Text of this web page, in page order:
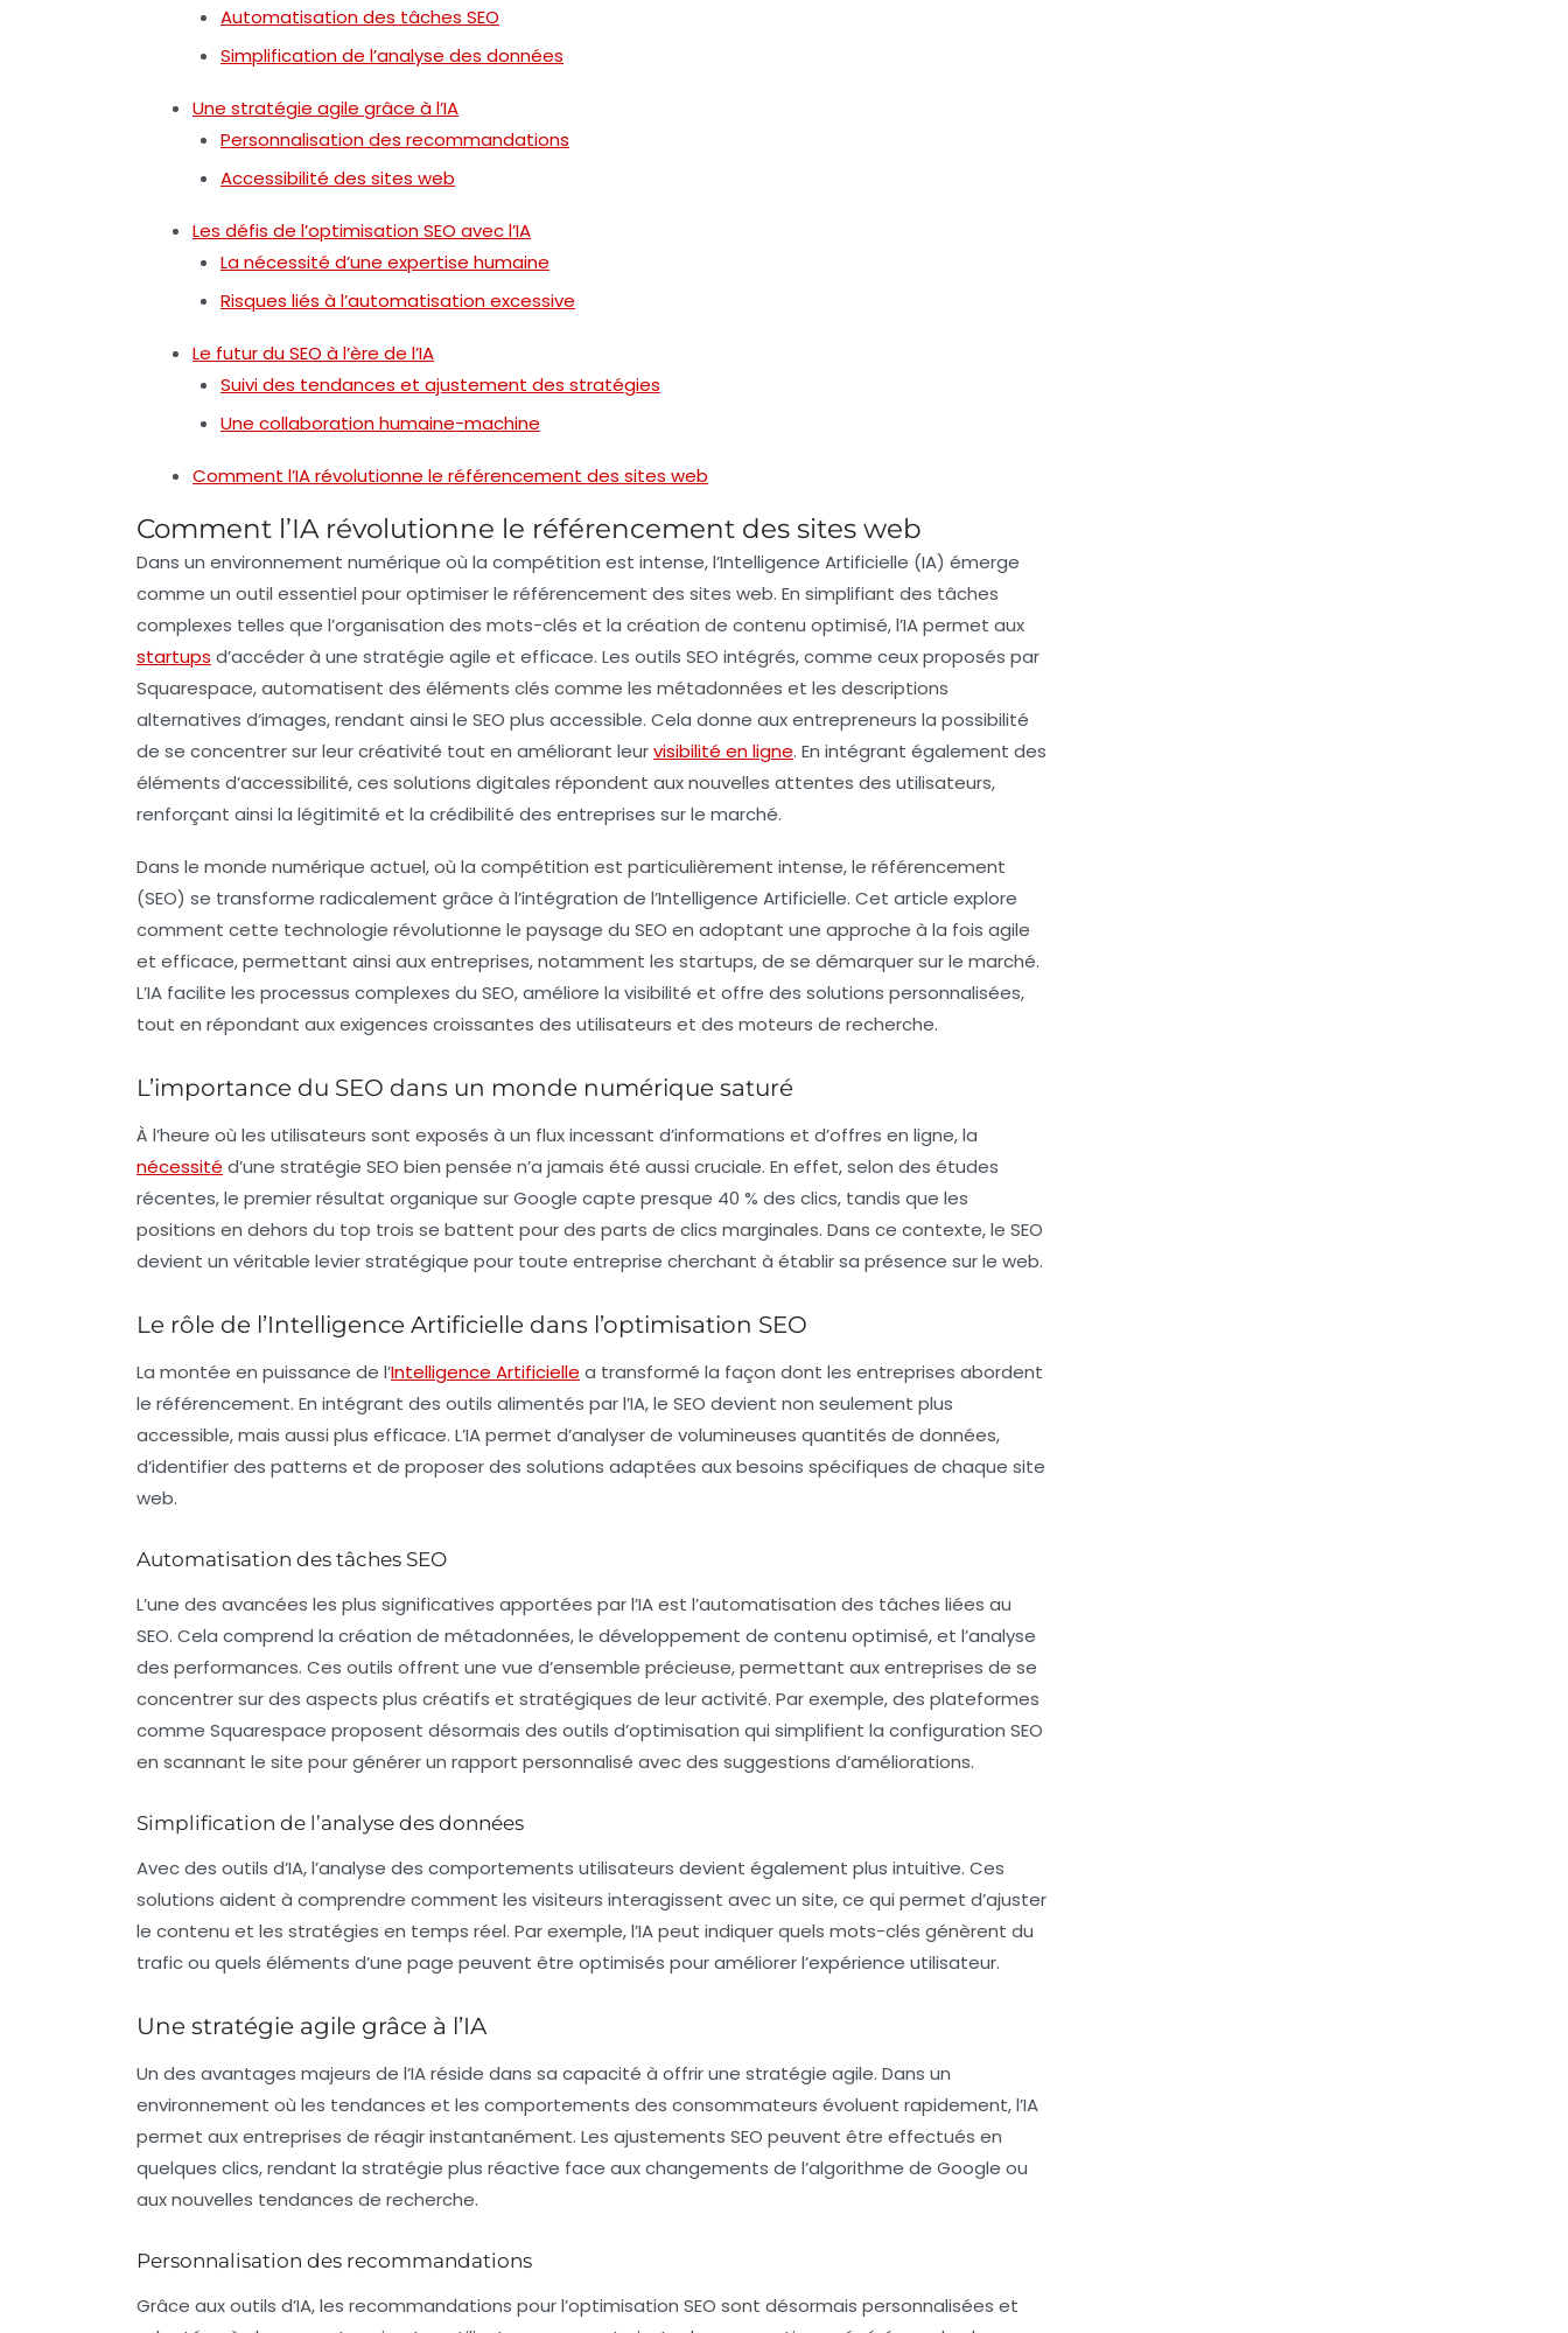
Automatisation des tâches SEO
Simplification de l’analyse des données
Une stratégie agile grâce à l’IA
Personnalisation des recommandations
Accessibilité des sites web
Les défis de l’optimisation SEO avec l’IA
La nécessité d’une expertise humaine
Risques liés à l’automatisation excessive
Le futur du SEO à l’ère de l’IA
Suivi des tendances et ajustement des stratégies
Une collaboration humaine-machine
Comment l’IA révolutionne le référencement des sites web
Comment l’IA révolutionne le référencement des sites web
Dans un environnement numérique où la compétition est intense, l’Intelligence Artificielle (IA) émerge
comme un outil essentiel pour optimiser le référencement des sites web. En simplifiant des tâches
complexes telles que l’organisation des mots-clés et la création de contenu optimisé, l’IA permet aux
startups d’accéder à une stratégie agile et efficace. Les outils SEO intégrés, comme ceux proposés par
Squarespace, automatisent des éléments clés comme les métadonnées et les descriptions
alternatives d’images, rendant ainsi le SEO plus accessible. Cela donne aux entrepreneurs la possibilité
de se concentrer sur leur créativité tout en améliorant leurvisibilité en ligne. En intégrant également des
éléments d’accessibilité, ces solutions digitales répondent aux nouvelles attentes des utilisateurs,
renforçant ainsi la légitimité et la crédibilité des entreprises sur le marché.
Dans le monde numérique actuel, où la compétition est particulièrement intense, le référencement
(SEO) se transforme radicalement grâce à l’intégration de l’Intelligence Artificielle. Cet article explore
comment cette technologie révolutionne le paysage du SEO en adoptant une approche à la fois agile
et efficace, permettant ainsi aux entreprises, notamment les startups, de se démarquer sur le marché.
L’IA facilite les processus complexes du SEO, améliore la visibilité et offre des solutions personnalisées,
tout en répondant aux exigences croissantes des utilisateurs et des moteurs de recherche.
L’importance du SEO dans un monde numérique saturé
À l’heure où les utilisateurs sont exposés à un flux incessant d’informations et d’offres en ligne, la
nécessité d’une stratégie SEO bien pensée n’a jamais été aussi cruciale. En effet, selon des études
récentes, le premier résultat organique sur Google capte presque 40 % des clics, tandis que les
positions en dehors du top trois se battent pour des parts de clics marginales. Dans ce contexte, le SEO
devient un véritable levier stratégique pour toute entreprise cherchant à établir sa présence sur le web.
Le rôle de l’Intelligence Artificielle dans l’optimisation SEO
La montée en puissance de l’Intelligence Artificielle a transformé la façon dont les entreprises abordent
le référencement. En intégrant des outils alimentés par l’IA, le SEO devient non seulement plus
accessible, mais aussi plus efficace. L’IA permet d’analyser de volumineuses quantités de données,
d’identifier des patterns et de proposer des solutions adaptées aux besoins spécifiques de chaque site
web.
Automatisation des tâches SEO
L’une des avancées les plus significatives apportées par l’IA est l’automatisation des tâches liées au
SEO. Cela comprend la création de métadonnées, le développement de contenu optimisé, et l’analyse
des performances. Ces outils offrent une vue d’ensemble précieuse, permettant aux entreprises de se
concentrer sur des aspects plus créatifs et stratégiques de leur activité. Par exemple, des plateformes
comme Squarespace proposent désormais des outils d’optimisation qui simplifient la configuration SEO
en scannant le site pour générer un rapport personnalisé avec des suggestions d’améliorations.
Simplification de l’analyse des données
Avec des outils d’IA, l’analyse des comportements utilisateurs devient également plus intuitive. Ces
solutions aident à comprendre comment les visiteurs interagissent avec un site, ce qui permet d’ajuster
le contenu et les stratégies en temps réel. Par exemple, l’IA peut indiquer quels mots-clés génèrent du
trafic ou quels éléments d’une page peuvent être optimisés pour améliorer l’expérience utilisateur.
Une stratégie agile grâce à l’IA
Un des avantages majeurs de l’IA réside dans sa capacité à offrir une stratégie agile. Dans un
environnement où les tendances et les comportements des consommateurs évoluent rapidement, l’IA
permet aux entreprises de réagir instantanément. Les ajustements SEO peuvent être effectués en
quelques clics, rendant la stratégie plus réactive face aux changements de l’algorithme de Google ou
aux nouvelles tendances de recherche.
Personnalisation des recommandations
Grâce aux outils d’IA, les recommandations pour l’optimisation SEO sont désormais personnalisées et